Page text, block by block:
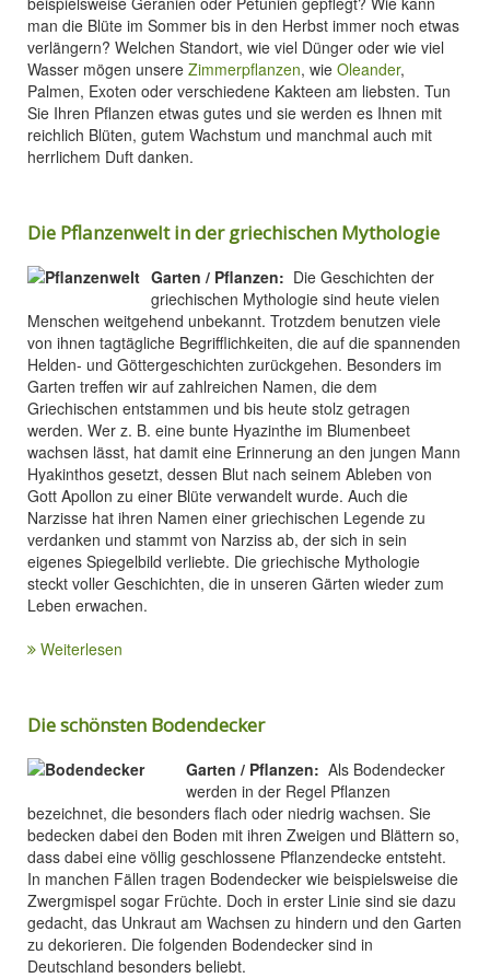
man die Blüte im Sommer bis in den Herbst immer noch etwas
verlängern? Welchen Standort, wie viel Dünger oder wie viel
Wasser mögen unsere Zimmerpflanzen, wie Oleander,
Palmen, Exoten oder verschiedene Kakteen am liebsten. Tun
Sie Ihren Pflanzen etwas gutes und sie werden es Ihnen mit
reichlich Blüten, gutem Wachstum und manchmal auch mit
herrlichem Duft danken.
Die Pflanzenwelt in der griechischen Mythologie
Garten / Pflanzen: Die Geschichten der
griechischen Mythologie sind heute vielen
Menschen weitgehend unbekannt. Trotzdem benutzen viele
von ihnen tagtägliche Begrifflichkeiten, die auf die spannenden
Helden- und Göttergeschichten zurückgehen. Besonders im
Garten treffen wir auf zahlreichen Namen, die dem
Griechischen entstammen und bis heute stolz getragen
werden. Wer z. B. eine bunte Hyazinthe im Blumenbeet
wachsen lässt, hat damit eine Erinnerung an den jungen Mann
Hyakinthos gesetzt, dessen Blut nach seinem Ableben von
Gott Apollon zu einer Blüte verwandelt wurde. Auch die
Narzisse hat ihren Namen einer griechischen Legende zu
verdanken und stammt von Narziss ab, der sich in sein
eigenes Spiegelbild verliebte. Die griechische Mythologie
steckt voller Geschichten, die in unseren Gärten wieder zum
Leben erwachen.
Weiterlesen
Die schönsten Bodendecker
Garten / Pflanzen: Als Bodendecker
werden in der Regel Pflanzen
bezeichnet, die besonders flach oder niedrig wachsen. Sie
bedecken dabei den Boden mit ihren Zweigen und Blättern so,
dass dabei eine völlig geschlossene Pflanzendecke entsteht.
In manchen Fällen tragen Bodendecker wie beispielsweise die
Zwergmispel sogar Früchte. Doch in erster Linie sind sie dazu
gedacht, das Unkraut am Wachsen zu hindern und den Garten
zu dekorieren. Die folgenden Bodendecker sind in
Deutschland besonders beliebt.